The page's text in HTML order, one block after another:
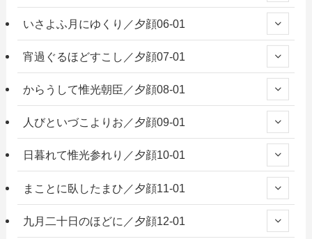
いさよふ月にゆくり／夕顔06-01
宵過ぐるほどすこし／夕顔07-01
からうして惟光朝臣／夕顔08-01
人びといづこよりお／夕顔09-01
日暮れて惟光参れり／夕顔10-01
まことに臥したまひ／夕顔11-01
九月二十日のほどに／夕顔12-01